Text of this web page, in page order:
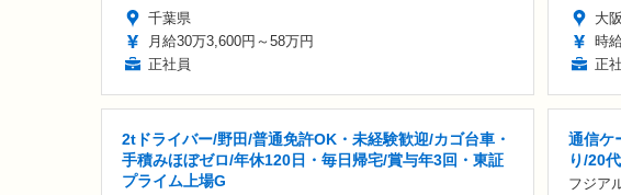
千葉県
月給30万3,600円～58万円
正社員
大
時
正
2tドライバー/野田/普通免許OK・未経験歓迎/カゴ台車・
手積みほぼゼロ/年休120日・毎日帰宅/賞与年3回・東証
プライム上場G
通信ケ
り/20
フジア